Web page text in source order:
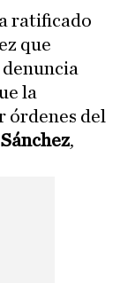
ratificado
que
denuncia
la
del
,